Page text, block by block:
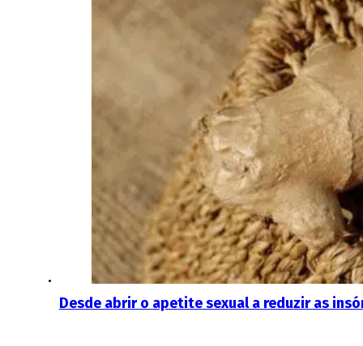
Desde abrir o apetite sexual a reduzir as